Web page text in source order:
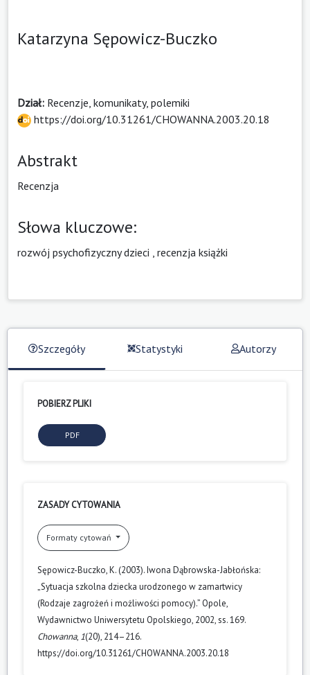
Katarzyna Sępowicz-Buczko
Dział: Recenzje, komunikaty, polemiki
https://doi.org/10.31261/CHOWANNA.2003.20.18
Abstrakt
Recenzja
Słowa kluczowe:
rozwój psychofizyczny dzieci recenzja książki
Szczegóły Statystyki Autorzy
POBIERZ PLIKI
PDF
ZASADY CYTOWANIA
Formaty cytowań
Sępowicz-Buczko, K. (2003). Iwona Dąbrowska-Jabłońska:
„Sytuacja szkolna dziecka urodzonego w zamartwicy
(Rodzaje zagrożeń i możliwości pomocy).” Opole,
Wydawnictwo Uniwersytetu Opolskiego, 2002, ss. 169.
Chowanna, 1(20), 214–216.
https://doi.org/10.31261/CHOWANNA.2003.20.18